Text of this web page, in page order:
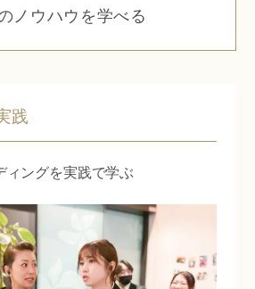
ノウハウを学べる
践
ィングを実践で学ぶ